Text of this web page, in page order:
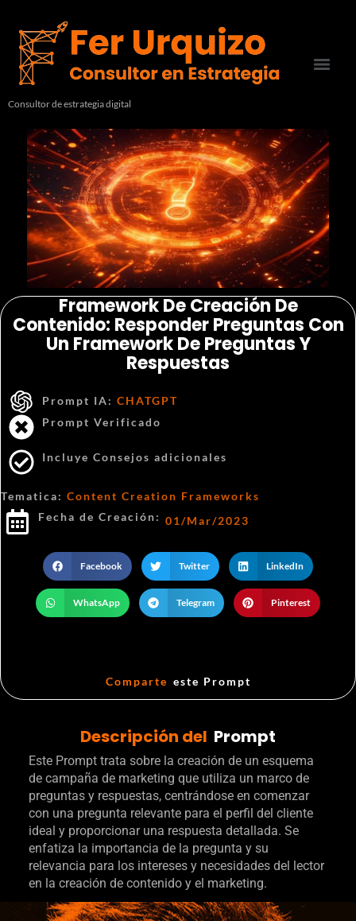
Consultor de estrategia digital
Framework De Creación De
Contenido: Responder Preguntas Con
Un Framework De Preguntas Y
Respuestas
Prompt IA: CHATGPT
Prompt Verificado
Incluye Consejos adicionales
Tematica: Content Creation Frameworks
Fecha de Creación: 01/Mar/2023
Facebook Twitter LinkedIn
WhatsApp Telegram Pinterest
Comparte este Prompt
Descripción del Prompt
Este Prompt trata sobre la creación de un esquema
de campaña de marketing que utiliza un marco de
preguntas y respuestas, centrándose en comenzar
con una pregunta relevante para el perfil del cliente
ideal y proporcionar una respuesta detallada. Se
enfatiza la importancia de la pregunta y su
relevancia para los intereses y necesidades del lector
en la creación de contenido y el marketing.